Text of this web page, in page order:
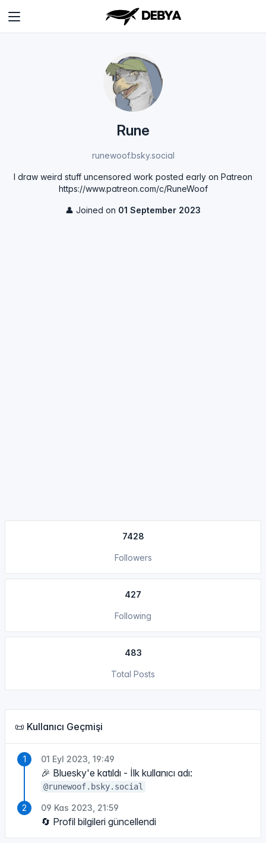
Rune
runewoof.bsky.social
I draw weird stuff uncensored work posted early on Patreon
https://www.patreon.com/c/RuneWoof
👤 Joined on 01 September 2023
7428
Followers
427
Following
483
Total Posts
📜 Kullanıcı Geçmişi
01 Eyl 2023, 19:49
🎉 Bluesky'e katıldı - İlk kullanıcı adı:
@runewoof.bsky.social
09 Kas 2023, 21:59
🔄 Profil bilgileri güncellendi